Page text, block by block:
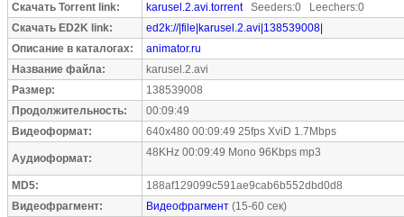
Скачать Torrent link:
karusel.2.avi.torrentSeeders:0 Leechers:0
Скачать ED2K link:
ed2k://|file|karusel.2.avi|138539008|
Описание в каталогах:
animator.ru
Название файла:
karusel.2.avi
Размер:
138539008
Продолжительность:
00:09:49
Видеоформат:
640x480 00:09:49 25fps XviD 1.7Mbps
Аудиоформат: 48KHz 00:09:49 Mono 96Kbps mp3
MD5:
188af129099c591ae9cab6b552dbd0d8
Видеофрагмент:
Видеофрагмент (15-60 сек)